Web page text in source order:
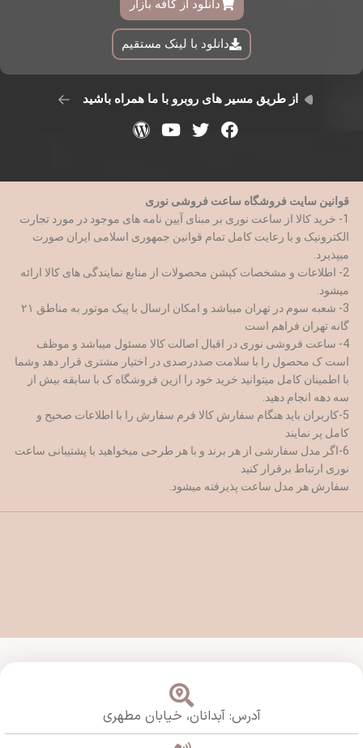
دانلود از کافه بازار
دانلود با لینک مستقیم
از طریق مسیر های روبرو با ما همراه باشید
قوانین سایت فروشگاه ساعت فروشی نوری
1- خرید کالا از ساعت نوری بر مبنای آیین نامه های موجود در مورد تجارت
الکترونیک و با رعایت کامل تمام قوانین جمهوری اسلامی ایران صورت
میپذیرد.
2- اطلاعات و مشخصات کپشن محصولات از منابع نمایندگی های کالا ارائه
میشود.
3- شعبه سوم در تهران میباشد و امکان ارسال با پیک موتور به مناطق ۲۱
گانه تهران فراهم است
4- ساعت فروشی نوری در اقبال اصالت کالا مسئول میباشد و موظف
است ک محصول را با سلامت صددرصدی در اختیار مشتری قرار دهد وشما
با اطمینان کامل میتوانید خرید خود را ازین فروشگاه ک با سابقه بیش از
سه دهه انجام دهید.
5-کاربران باید هنگام سفارش کالا فرم سفارش را با اطلاعات صحیح و
کامل پر نمایند
6-اگر مدل سفارشی از هر برند و با هر طرحی میخواهید با پشتیبانی ساعت
نوری ارتباط برقرار کنید
سفارش هر مدل ساعت پذیرفته میشود.
آدرس: آبدانان، خیابان مطهری